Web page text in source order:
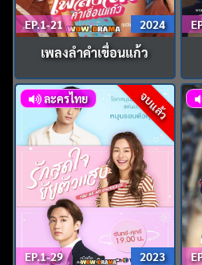
EP.1-21 2024
เพลงลําคําเขื่อนแก้ว
จบแล้ว
ละครไทย
EP.1-29 2023